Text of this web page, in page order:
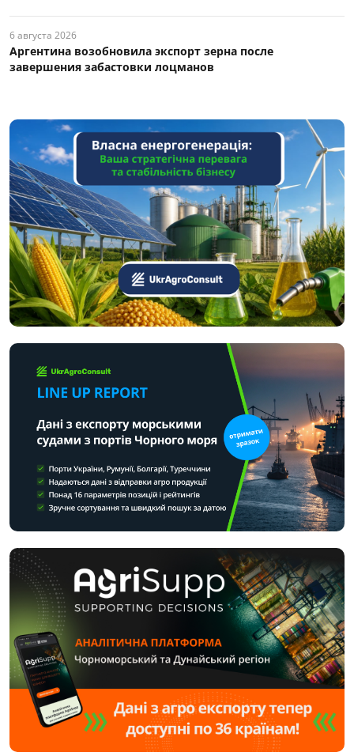
6 августа 2026
Аргентина возобновила экспорт зерна после
завершения забастовки лоцманов